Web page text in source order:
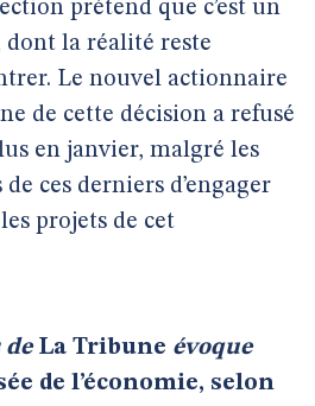
prétend que c’est un
la réalité reste
Le nouvel actionnaire
de cette décision a refusé
en janvier, malgré les
ces derniers d’engager
projets de cet
de La Tribune évoque
de l’économie, selon